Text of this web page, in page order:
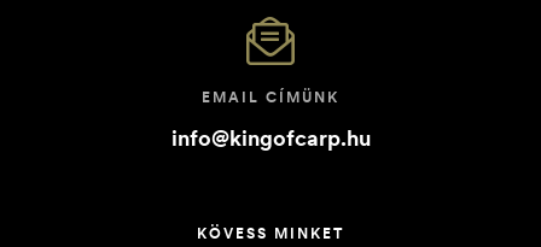
EMAIL CÍMÜNK
info@kingofcarp.hu
KÖVESS MINKET